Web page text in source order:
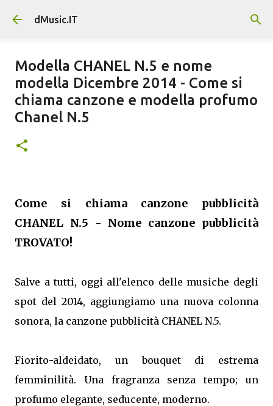
Passa ai contenuti principali
dMusic.IT
Modella CHANEL N.5 e nome
modella Dicembre 2014 - Come si
chiama canzone e modella profumo
Chanel N.5
Come si chiama canzone pubblicità
CHANEL N.5 - Nome canzone pubblicità
TROVATO!
Salve a tutti, oggi all'elenco delle musiche degli
spot del 2014, aggiungiamo una nuova colonna
sonora, la canzone pubblicità CHANEL N.5.
Fiorito-aldeidato, un bouquet di estrema
femminilità. Una fragranza senza tempo; un
profumo elegante, seducente, moderno.